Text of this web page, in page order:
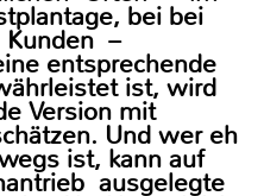
bei bei
–
entsprechende
ist, wird
Version mit
Und wer eh
ist, kann auf
ausgelegte